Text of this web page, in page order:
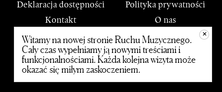
Deklaracja dostępności
Polityka prywatności
Kontakt
O nas
PWM
© 2020 Polskie Wydawnictwo Muzyczne
+
Witamy na nowej stronie Ruchu Muzycznego.
Cały czas wypełniamy ją nowymi treściami i
funkcjonalnościami. Każda kolejna wizyta może
okazać się miłym zaskoczeniem.